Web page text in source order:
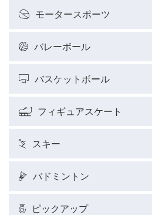
モータースポーツ
バレーボール
バスケットボール
フィギュアスケート
スキー
バドミントン
ピックアップ